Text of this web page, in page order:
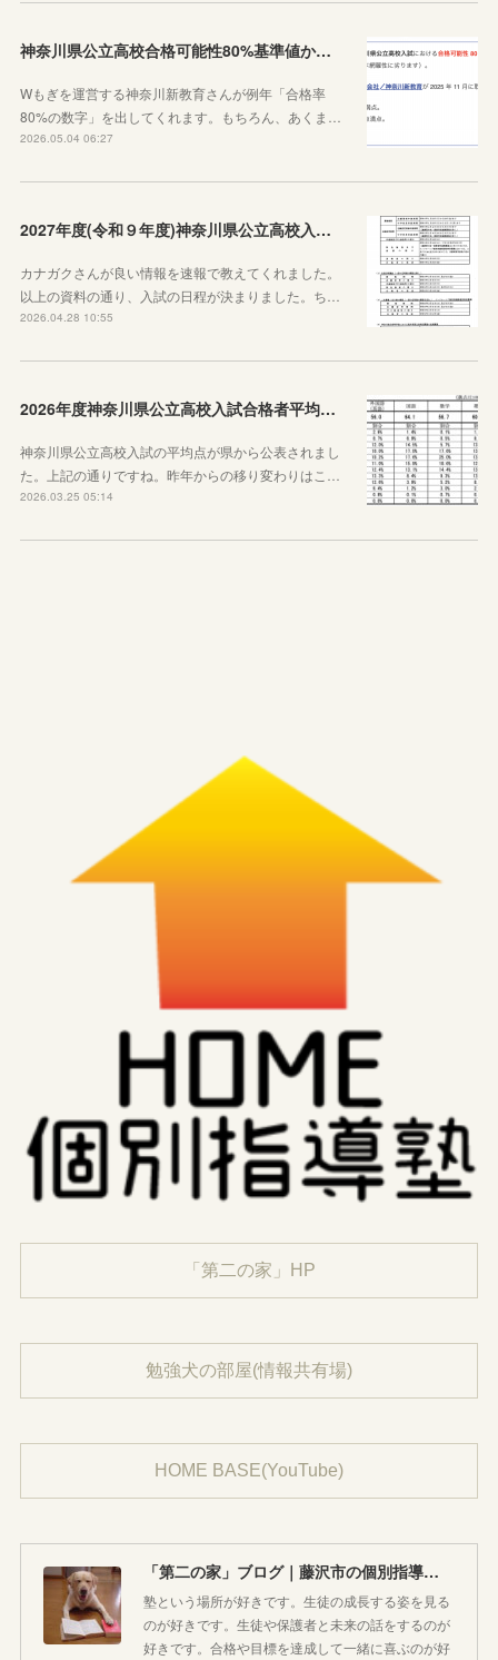
神奈川県公立高校合格可能性80%基準値からわかること
Wもぎを運営する神奈川新教育さんが例年「合格率
80%の数字」を出してくれます。もちろん、あくま…
2026.05.04 06:27
2027年度(令和９年度)神奈川県公立高校入試日程が決定しました！
カナガクさんが良い情報を速報で教えてくれました。
以上の資料の通り、入試の日程が決まりました。ち…
2026.04.28 10:55
2026年度神奈川県公立高校入試合格者平均点が公表されました
神奈川県公立高校入試の平均点が県から公表されまし
た。上記の通りですね。昨年からの移り変わりはこ…
2026.03.25 05:14
「第二の家」HP
勉強犬の部屋(情報共有場)
HOME BASE(YouTube)
「第二の家」ブログ｜藤沢市の個別指導塾のお話
塾という場所が好きです。生徒の成長する姿を見る
のが好きです。生徒や保護者と未来の話をするのが
好きです。合格や目標を達成して一緒に喜ぶのが好